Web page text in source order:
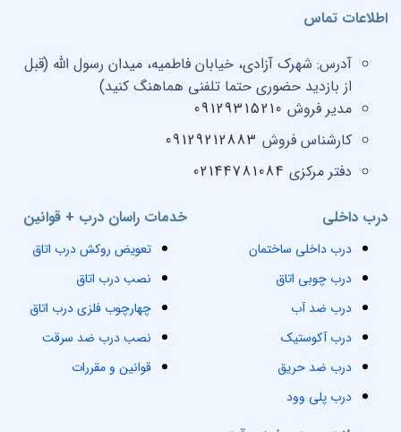
خدمات راسان درب + قوانین
تعویض روکش درب اتاق
نصب درب اتاق
چهارچوب فلزی درب اتاق
نصب درب ضد سرقت
قوانین و مقررات
درب داخلی
درب داخلی ساختمان
درب چوبی اتاق
درب ضد آب
درب آکوستیک
درب ضد حریق
درب پلی وود
اطلاعات تماس
آدرس: شهرک آزادی، خیابان فاطمیه، میدان رسول الله (قبل
از بازدید حضوری حتما تلفنی هماهنگ کنید)
مدیر فروش 09129315210
کارشناس فروش 09129212883
دفتر مرکزی 02144781084